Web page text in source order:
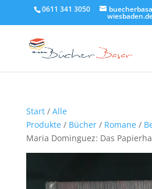
0611 341 3050
Start/ Alle
Produkte/ Bücher/ Romane/
Maria Dominguez: Das